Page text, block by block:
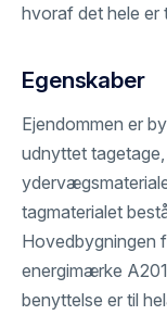
hvoraf det hele er
Egenskaber
Ejendommen er
udnyttet
tagmaterialet
Hovedbygningen
energimærke
benyttelse er til